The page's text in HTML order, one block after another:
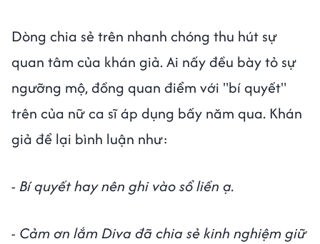
Dòng chia sẻ trên nhanh chóng thu hút sự
quan tâm của khán giả. Ai nấy đều bày tỏ sự
ngưỡng mộ, đồng quan điểm với "bí quyết"
trên của nữ ca sĩ áp dụng bấy năm qua. Khán
giả để lại bình luận như:
- Bí quyết hay nên ghi vào sổ liền ạ.
- Cảm ơn lắm Diva đã chia sẻ kinh nghiệm giữ